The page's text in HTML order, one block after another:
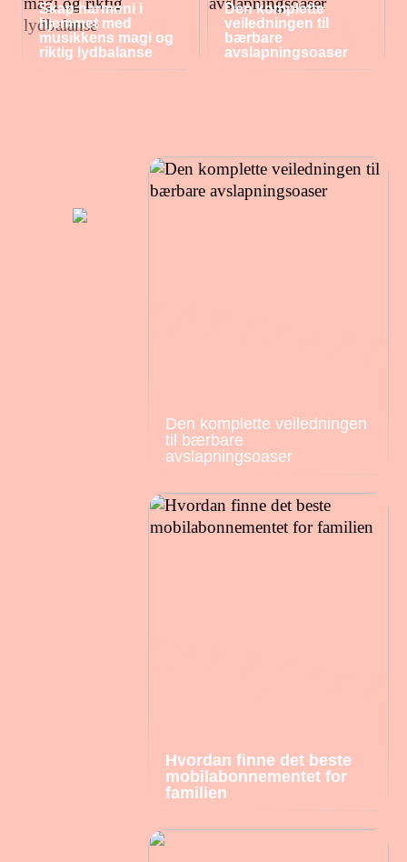
Skap harmoni i
hjemmet med
musikkens magi og
riktig lydbalanse
Den komplette
veiledningen til
bærbare
avslapningsoaser
Den komplette veiledningen
til bærbare
avslapningsoaser
Hvordan finne det beste
mobilabonnementet for
familien